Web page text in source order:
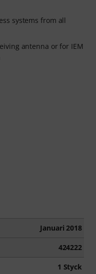
systems from all
antenna or for IEM
Januari 2018
424222
1 Styck